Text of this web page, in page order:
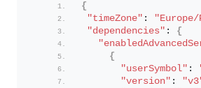
{
"timeZone" :
"dependencies" : {
{
"userSymbol" :
"version" :